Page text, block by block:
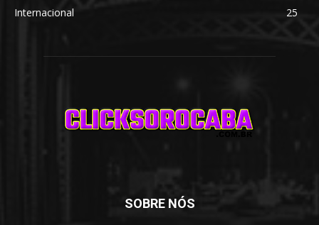
Internacional
25
SOBRE NÓS